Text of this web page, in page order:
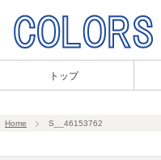
トップ
Home S__46153762